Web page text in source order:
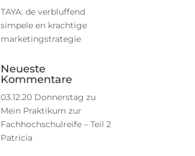
TAYA: de verbluffend
simpele en krachtige
marketingstrategie
Neueste
Kommentare
03.12.20 Donnerstag zu
Mein Praktikum zur
Fachhochschulreife – Teil 2
Patricia